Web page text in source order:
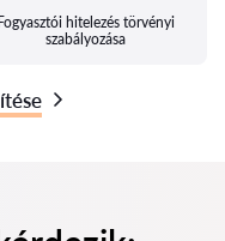
Fogyasztói hitelezés törvényi
szabályozása